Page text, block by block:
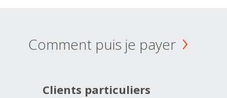
Comment puis je payer
Clients particuliers